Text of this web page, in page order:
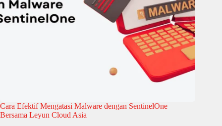
Cara Efektif Mengatasi Malware dengan SentinelOne
Bersama Leyun Cloud Asia